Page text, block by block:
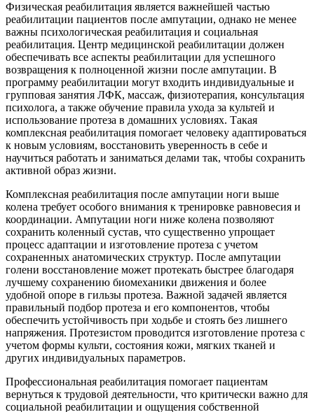
Физическая реабилитация является важнейшей частью
реабилитации пациентов после ампутации, однако не менее
важны психологическая реабилитация и социальная
реабилитация. Центр медицинской реабилитации должен
обеспечивать все аспекты реабилитации для успешного
возвращения к полноценной жизни после ампутации. В
программу реабилитации могут входить индивидуальные и
групповая занятия ЛФК, массаж, физиотерапия, консультация
психолога, а также обучение правила ухода за культей и
использование протеза в домашних условиях. Такая
комплексная реабилитация помогает человеку адаптироваться
к новым условиям, восстановить уверенность в себе и
научиться работать и заниматься делами так, чтобы сохранить
активной образ жизни.
Комплексная реабилитация после ампутации ноги выше
колена требует особого внимания к тренировке равновесия и
координации. Ампутации ноги ниже колена позволяют
сохранить коленный сустав, что существенно упрощает
процесс адаптации и изготовление протеза с учетом
сохраненных анатомических структур. После ампутации
голени восстановление может протекать быстрее благодаря
лучшему сохранению биомеханики движения и более
удобной опоре в гильзы протеза. Важной задачей является
правильный подбор протеза и его компонентов, чтобы
обеспечить устойчивость при ходьбе и стоять без лишнего
напряжения. Протезистом проводится изготовление протеза с
учетом формы культи, состояния кожи, мягких тканей и
других индивидуальных параметров.
Профессиональная реабилитация помогает пациентам
вернуться к трудовой деятельности, что критически важно для
социальной реабилитации и ощущения собственной